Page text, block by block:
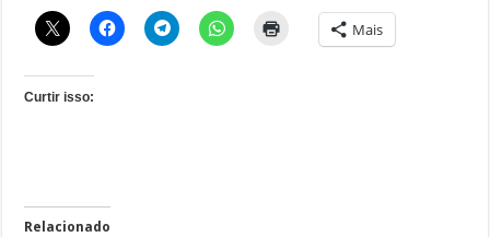
Mais
Curtir isso:
Relacionado